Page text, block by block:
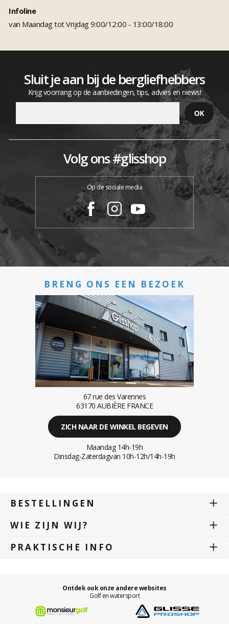
Infoline
van Maandag tot Vrijdag 9:00/12:00 - 13:00/18:00
Sluit je aan bij de bergliefhebbers
Krijg voorrang op de aanbiedingen, tips, advies en niews!
Volg ons #glisshop
Op de sociale media
BRENG ONS EEN BEZOEK
67 rue des Varennes
63170 AUBIÈRE FRANCE
ZICH NAAR DE WINKEL BEGEVEN
Maandag 14h-19h
Dinsdag-Zaterdagvan 10h-12h/14h-19h
BESTELLINGEN
WIE ZIJN WIJ?
PRAKTISCHE INFO
Ontdek ook onze andere websites
Golf en watersport